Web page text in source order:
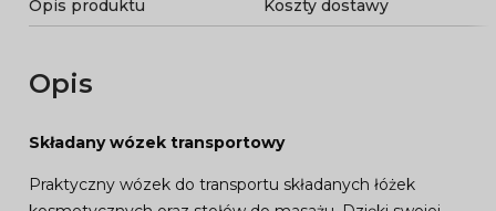
Opis produktu Koszty dostawy
Opis
Składany wózek transportowy
Praktyczny wózek do transportu składanych łóżek